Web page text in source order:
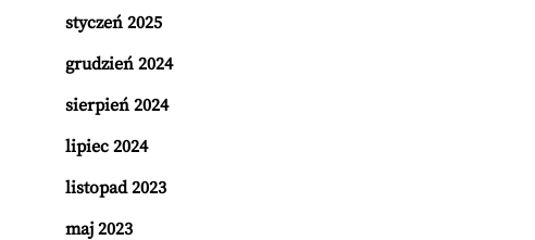
styczeń 2025
grudzień 2024
sierpień 2024
lipiec 2024
listopad 2023
maj 2023